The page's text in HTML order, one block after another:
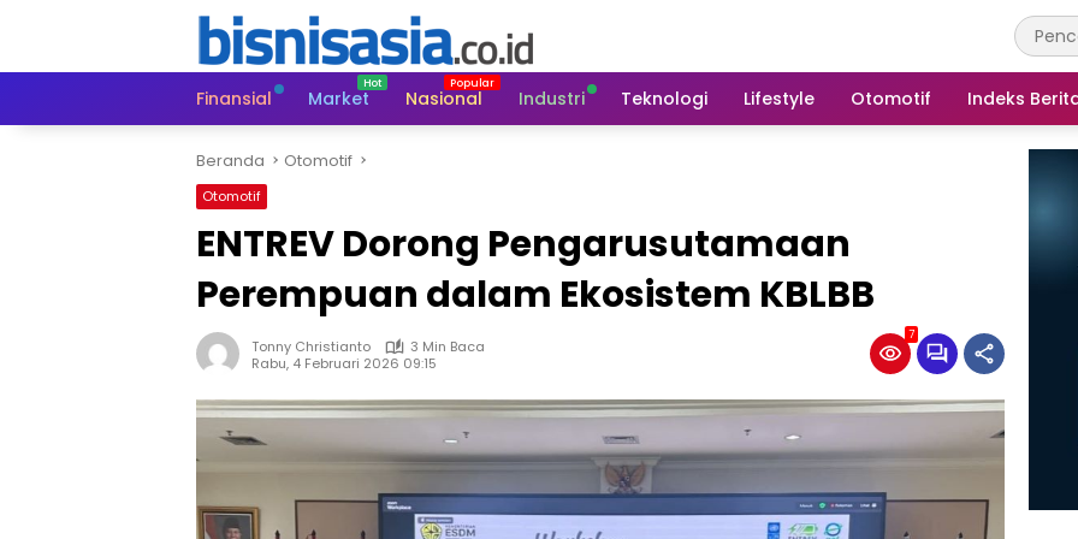
Finansial
Market Nasional Industri Teknologi Lifestyle Otomotif Indeks
Beranda Otomotif
Otomotif
ENTREV Dorong Pengarusutamaan
Perempuan dalam Ekosistem KBLBB
Tonny Christianto
3 Min Baca
Rabu, 4 Februari 2026 09:15
7